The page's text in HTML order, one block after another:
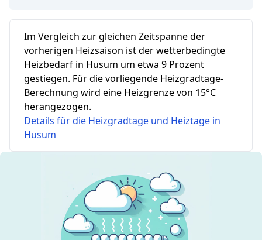
Im Vergleich zur gleichen Zeitspanne der
vorherigen Heizsaison ist der wetterbedingte
Heizbedarf in Husum um etwa 9 Prozent
gestiegen. Für die vorliegende Heizgradtage-
Berechnung wird eine Heizgrenze von 15°C
herangezogen.
Details für die Heizgradtage und Heiztage in
Husum